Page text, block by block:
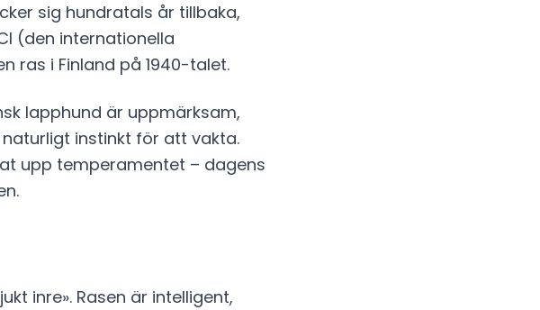
sig hundratals år tillbaka,
(den internationella
ras i Finland på 1940-talet.
lapphund är uppmärksam,
instinkt för att vakta.
upp temperamentet – dagens
inre». Rasen är intelligent,